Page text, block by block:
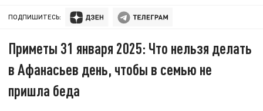
ПОДПИШИТЕСЬ:
Приметы 31 января 2025: Что нельзя делать
в Афанасьев день, чтобы в семью не
пришла беда